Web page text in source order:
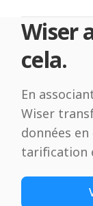
Wiser
cela.
En
Wiser
données
tarification